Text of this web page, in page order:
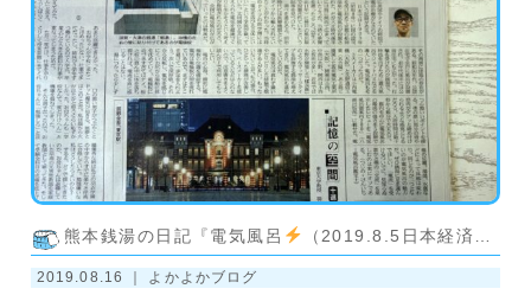
熊本銭湯の日記『電気風呂 （2019.8.5日本経済新聞）』
2019.08.16 ｜ よかよかブログ